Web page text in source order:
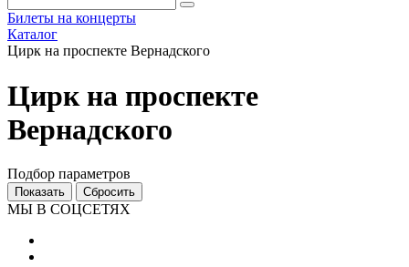
Билеты на концерты
Каталог
Цирк на проспекте Вернадского
Цирк на проспекте
Вернадского
Подбор параметров
МЫ В СОЦСЕТЯХ